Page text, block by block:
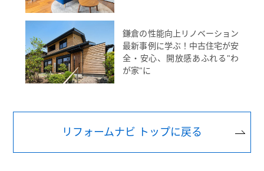
鎌倉の性能向上リノベーション
最新事例に学ぶ！中古住宅が安
全・安心、開放感あふれる"わ
が家"に
リフォームナビ トップに戻る